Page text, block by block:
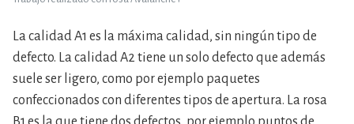
La calidad A1 es la máxima calidad, sin ningún tipo de
defecto. La calidad A2 tiene un solo defecto que además
suele ser ligero, como por ejemplo paquetes
confeccionados con diferentes tipos de apertura. La rosa